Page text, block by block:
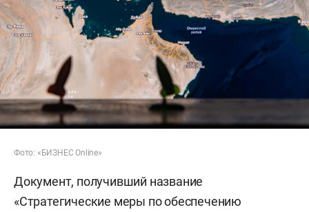
Фото: «БИЗНЕС Online»
Документ, получивший название
«Стратегические меры по обеспечению